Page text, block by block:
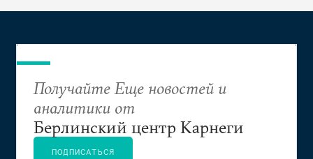
Получайте Еще новостей и
аналитики от
Берлинский центр Карнеги
ПОДПИСАТЬСЯ